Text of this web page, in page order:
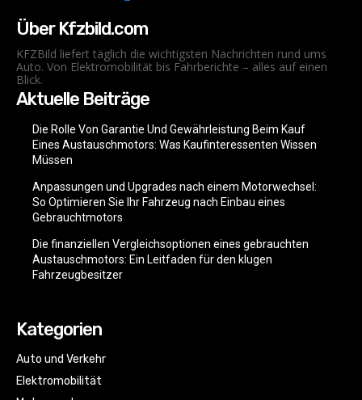
Über Kfzbild.com
KFZBild liefert täglich die wichtigsten Nachrichten rund ums
Auto. Von Elektromobilität bis Fahrberichte – alles auf einen
Blick.
Aktuelle Beiträge
Die Rolle Von Garantie Und Gewährleistung Beim Kauf
Eines Austauschmotors: Was Kaufinteressenten Wissen
Müssen
Anpassungen und Upgrades nach einem Motorwechsel:
So Optimieren Sie Ihr Fahrzeug nach Einbau eines
Gebrauchtmotors
Die finanziellen Vergleichsoptionen eines gebrauchten
Austauschmotors: Ein Leitfaden für den klugen
Fahrzeugbesitzer
Kategorien
Auto und Verkehr
Elektromobilität